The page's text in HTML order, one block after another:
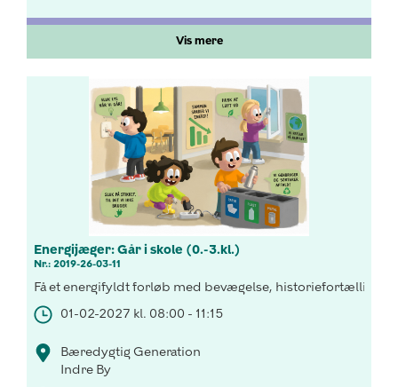
Vis mere
Energijæger: Går i skole (0.-3.kl.)
Nr.: 2019-26-03-11
Få et energifyldt forløb med bevægelse, historiefortælling
01-02-2027 kl. 08:00 - 11:15
Bæredygtig Generation
Indre By